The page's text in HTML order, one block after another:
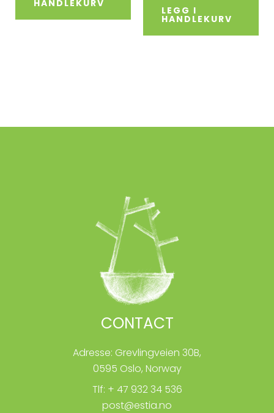
HANDLEKURV
LEGG I
HANDLEKURV
CONTACT
Adresse: Grevlingveien 30B,
0595 Oslo, Norway
Tlf: + 47 932 34 536
post@estia.no